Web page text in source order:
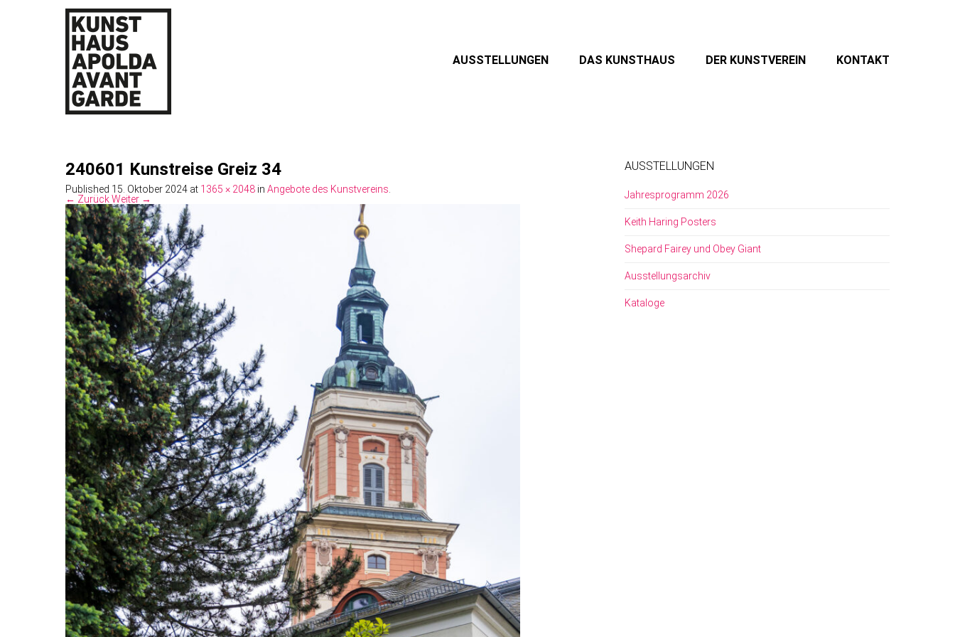
AUSSTELLUNGEN DAS KUNSTHAUS DER KUNSTVEREIN KONTAKT
240601 Kunstreise Greiz 34
Published 15. Oktober 2024 at 1365 × 2048 in Angebote des Kunstvereins
← ZurückWeiter →
AUSSTELLUNGEN
Jahresprogramm 2026
Keith Haring Posters
Shepard Fairey und Obey Giant
Ausstellungsarchiv
Kataloge